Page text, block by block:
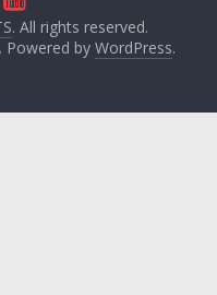
. All rights reserved.
Powered by WordPress.